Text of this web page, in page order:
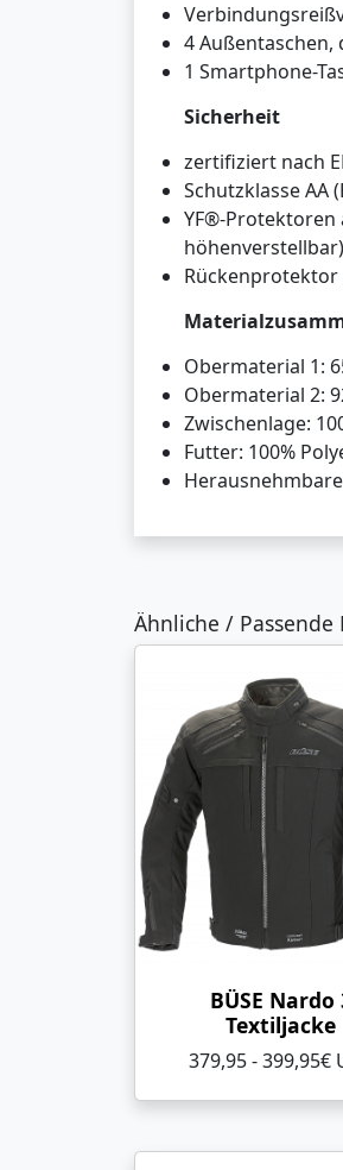
4 Außentaschen,
1 Smartphone-
Sicherheit
zertifiziert nach
Schutzklasse AA
YF®-Protektoren
Obermaterial 1:
Obermaterial 2:
Zwischenlage:
Futter: 100%
Ähnliche / Passende
BÜSE Nardo
Textiljacke
379,95 - 399,95€